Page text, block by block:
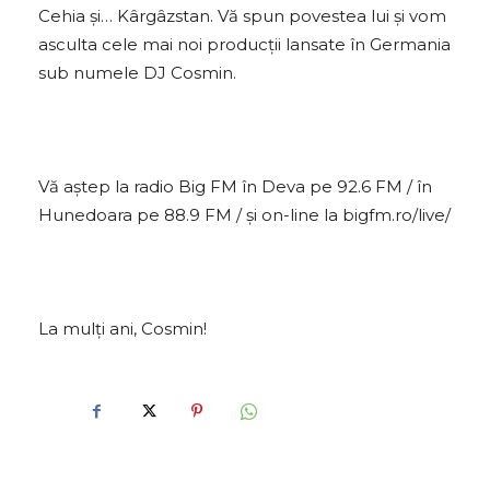
Cehia şi… Kârgâzstan. Vă spun povestea lui și vom
asculta cele mai noi producții lansate în Germania
sub numele DJ Cosmin.
Vă aștep la radio Big FM în Deva pe 92.6 FM / în
Hunedoara pe 88.9 FM / și on-line la bigfm.ro/live/
La mulți ani, Cosmin!